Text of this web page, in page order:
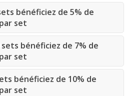
bénéficiez de 5% de
set
sets bénéficiez de 7% de
set
bénéficiez de 10% de
set